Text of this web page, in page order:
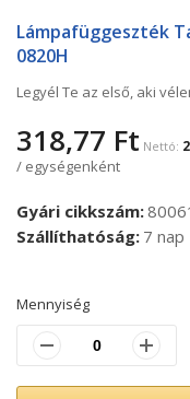
a
képgaléria
Lámpafüggeszték
0820H
Legyél Te az első, aki
318,77 Ft
/ egységenként
Gyári cikkszám
Szállíthatóság 7 nap
Mennyiség